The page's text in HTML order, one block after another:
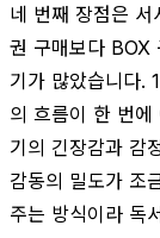
네 번째 장점은
권 구매보다 BOX
기가 많았습니다.
의 흐름이 한 번에
기의 긴장감과 감
감동의 밀도가 조
주는 방식이라 독